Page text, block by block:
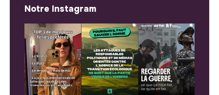
Notre Instagram